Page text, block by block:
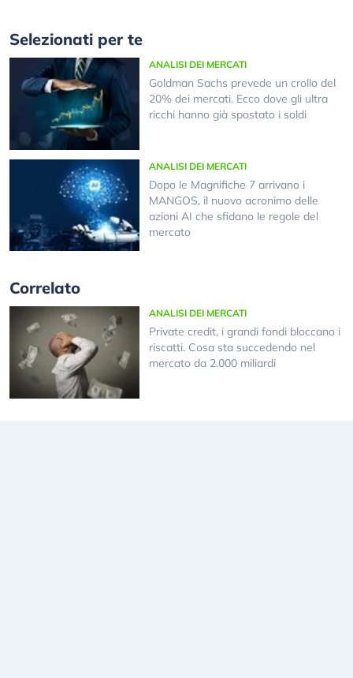
Selezionati per te
ANALISI DEI MERCATI
Goldman Sachs prevede un crollo del
20% dei mercati. Ecco dove gli ultra
ricchi hanno già spostato i soldi
ANALISI DEI MERCATI
Dopo le Magnifiche 7 arrivano i
MANGOS, il nuovo acronimo delle
azioni AI che sfidano le regole del
mercato
Correlato
ANALISI DEI MERCATI
Private credit, i grandi fondi bloccano i
riscatti. Cosa sta succedendo nel
mercato da 2.000 miliardi